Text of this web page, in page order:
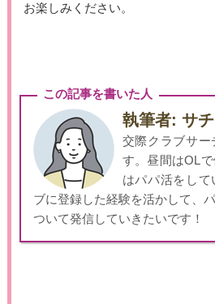
お楽しみください。
この記事を書いた人
執筆者: サ
交際クラブサ
す。昼間はOL
はパパ活をして
ブに登録した経験を活かして、
ついて発信していきたいです！